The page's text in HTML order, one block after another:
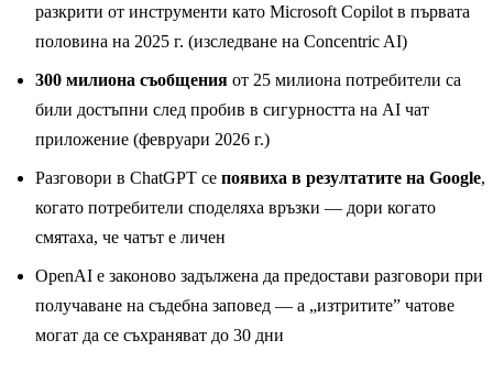
разкрити от инструменти като Microsoft Copilot в първата
половина на 2025 г. (изследване на Concentric AI)
300 милиона съобщения от 25 милиона потребители са
били достъпни след пробив в сигурността на AI чат
приложение (февруари 2026 г.)
Разговори в ChatGPT се появиха в резултатите на Google,
когато потребители споделяха връзки — дори когато
смятаха, че чатът е личен
OpenAI е законово задължена да предостави разговори при
получаване на съдебна заповед — а „изтритите” чатове
могат да се съхраняват до 30 дни